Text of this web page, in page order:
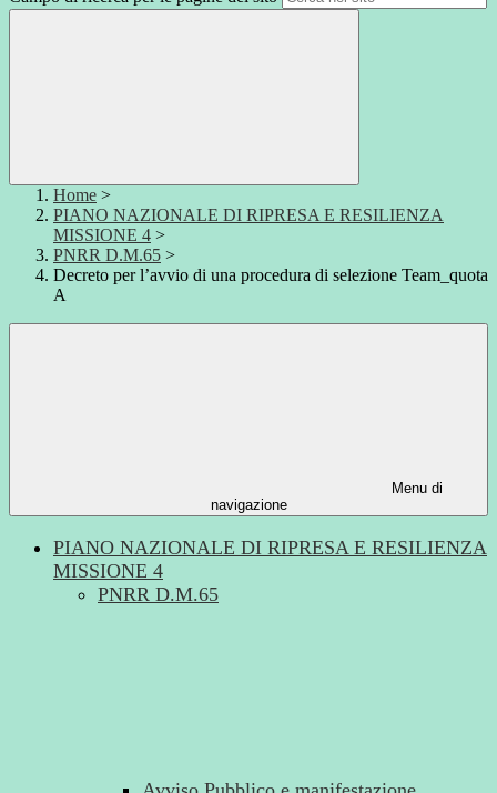
Home >
PIANO NAZIONALE DI RIPRESA E RESILIENZA
MISSIONE 4 >
PNRR D.M.65 >
Decreto per l’avvio di una procedura di selezione Team_quota
A
Menu di
navigazione
PIANO NAZIONALE DI RIPRESA E RESILIENZA
MISSIONE 4
PNRR D.M.65